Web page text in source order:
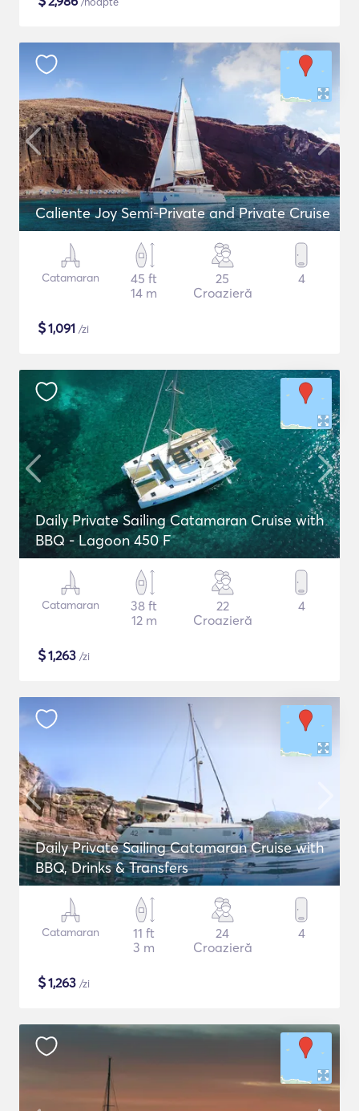
Caliente Joy Semi-Private and Private Cruise
Catamaran
45 ft
14 m
25
Croazieră
4
$1,091 /zi
Daily Private Sailing Catamaran Cruise with
BBQ - Lagoon 450 F
Catamaran
38 ft
12 m
22
Croazieră
4
$1,263 /zi
Daily Private Sailing Catamaran Cruise with
BBQ, Drinks & Transfers
Catamaran
11 ft
3 m
24
Croazieră
4
$1,263 /zi